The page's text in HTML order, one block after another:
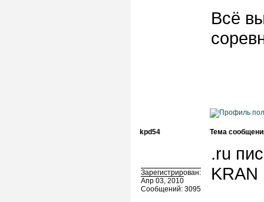
Всё
kpd54 Тема
Зарегистрирован:
Апр 03, 2010
Сообщений: 3095
.ru
KRAN